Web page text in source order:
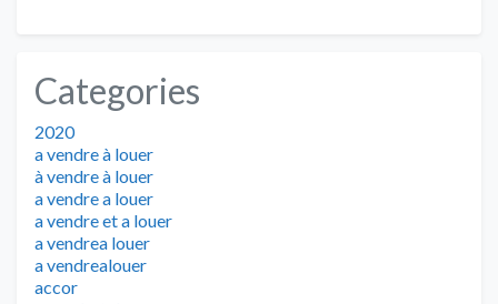
Categories
2020
a vendre à louer
à vendre à louer
a vendre a louer
a vendre et a louer
a vendrea louer
a vendrealouer
accor